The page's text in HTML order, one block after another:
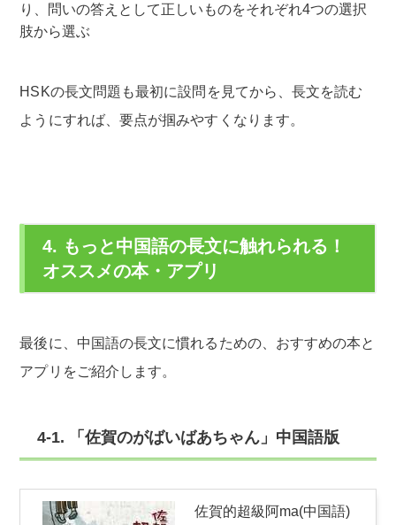
り、問いの答えとして正しいものをそれぞれ4つの選択
肢から選ぶ
HSKの長文問題も最初に設問を見てから、長文を読む
ようにすれば、要点が掴みやすくなります。
4. もっと中国語の長文に触れられる！
オススメの本・アプリ
最後に、中国語の長文に慣れるための、おすすめの本と
アプリをご紹介します。
4-1. 「佐賀のがばいばあちゃん」中国語版
佐賀的超級阿ma(中国語)